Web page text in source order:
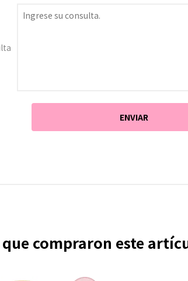
que compraron este